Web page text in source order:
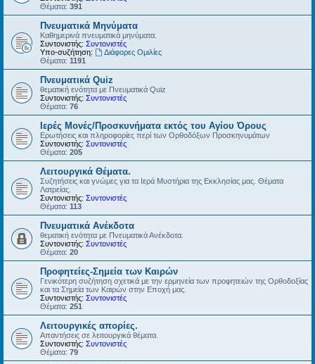
Θέματα: 391
Πνευματικά Μηνύματα
Καθημερινά πνευματικά μηνύματα.
Συντονιστής: Συντονιστές
Υπο-συζήτηση:
Διάφορες Ομιλίες
Θέματα: 1191
Πνευματικά Quiz
θεματική ενότητα με Πνευματικά Quiz
Συντονιστής: Συντονιστές
Θέματα: 76
Ιερές Μονές/Προσκυνήματα εκτός του Αγίου Όρους
Ερωτήσεις και πληροφορίες περί των Ορθοδόξων Προσκηνυμάτων
Συντονιστής: Συντονιστές
Θέματα: 205
Λειτουργικά Θέματα.
Συζητήσεις και γνώμες για τα Ιερά Μυστήρια της Εκκλησίας μας. Θέματα
Λατρείας.
Συντονιστής: Συντονιστές
Θέματα: 113
Πνευματικά Ανέκδοτα
θεματική ενότητα με Πνευματικά Ανέκδοτα.
Συντονιστής: Συντονιστές
Θέματα: 20
Προφητείες-Σημεία των Καιρών
Γενικότερη συζήτηση σχετικά με την ερμηνεία των προφητειών της Ορθοδοξίας
και τα Σημεία των Καιρών στην Εποχή μας.
Συντονιστής: Συντονιστές
Θέματα: 251
Λειτουργικές απορίες.
Απαντήσεις σε λειτουργικά θέματα.
Συντονιστής: Συντονιστές
Θέματα: 79